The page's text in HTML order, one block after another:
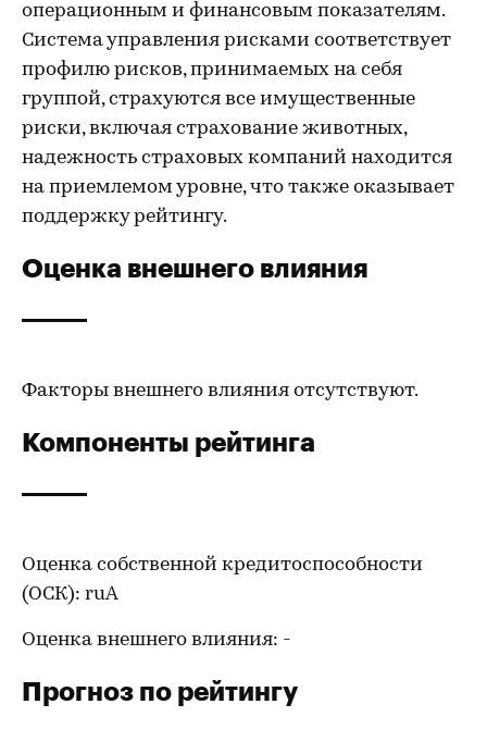
операционным и финансовым показателям.
Система управления рисками соответствует
профилю рисков, принимаемых на себя
группой, страхуются все имущественные
риски, включая страхование животных,
надежность страховых компаний находится
на приемлемом уровне, что также оказывает
поддержку рейтингу.
Оценка внешнего влияния
Факторы внешнего влияния отсутствуют.
Компоненты рейтинга
Оценка собственной кредитоспособности
(ОСК): ruА
Оценка внешнего влияния: -
Прогноз по рейтингу